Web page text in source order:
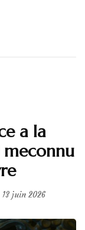
a la
13 juin 2026